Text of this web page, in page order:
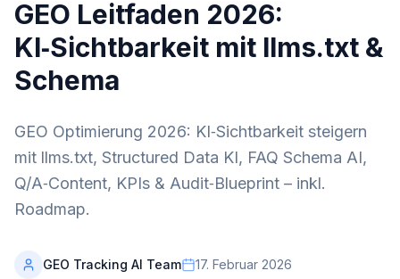
GEO Leitfaden 2026:
KI‑Sichtbarkeit mit llms.txt &
Schema
GEO Optimierung 2026: KI‑Sichtbarkeit steigern
mit llms.txt, Structured Data KI, FAQ Schema AI,
Q/A‑Content, KPIs & Audit‑Blueprint – inkl.
Roadmap.
GEO Tracking AI Team
17. Februar 2026